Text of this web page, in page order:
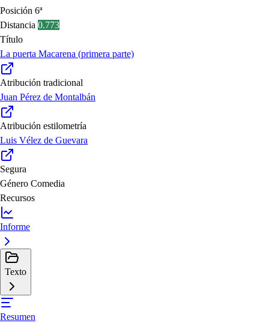
Posición 6ª
Distancia 0.773
Título
La puerta Macarena (primera parte)
Atribución tradicional
Juan Pérez de Montalbán
Atribución estilometría
Luis Vélez de Guevara
Segura
Género Comedia
Recursos
Informe
Texto
Resumen